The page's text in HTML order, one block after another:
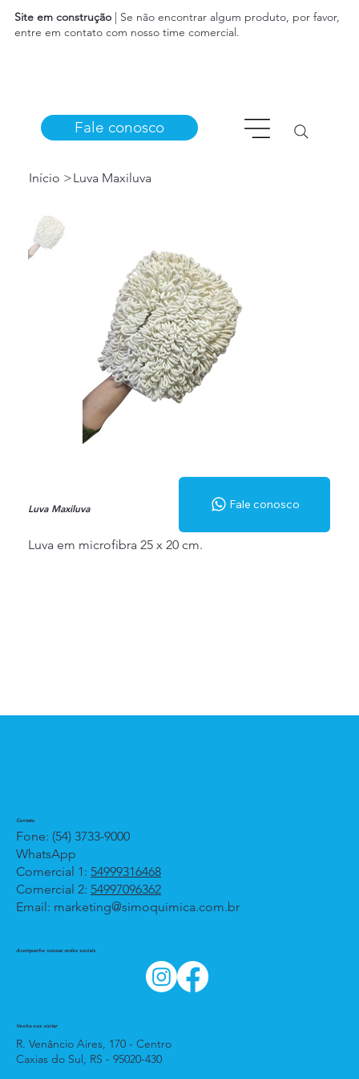
Fale conosco
Site em construção | Se não encontrar algum produto, por favor,
entre em contato com nosso time comercial.
Início >Luva Maxiluva
Luva Maxiluva
Luva em microfibra 25 x 20 cm.
Fale conosco
Venha nos visitar
R. Venâncio Aires, 170 - Centro
Caxias do Sul, RS - 95020-430
Acompanhe nossas redes sociais
Contato
Fone: (54) 3733-9000
WhatsApp
Comercial 1: 54999316468
Comercial 2: 54997096362
Email: marketing@simoquimica.com.br